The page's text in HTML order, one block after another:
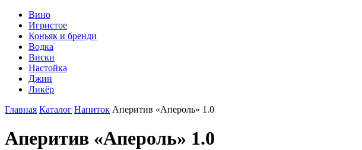
Вино
Игристое
Коньяк и бренди
Водка
Виски
Настойка
Джин
Ликёр
Главная Каталог Напиток Аперитив «Апероль» 1.0
Аперитив «Апероль» 1.0